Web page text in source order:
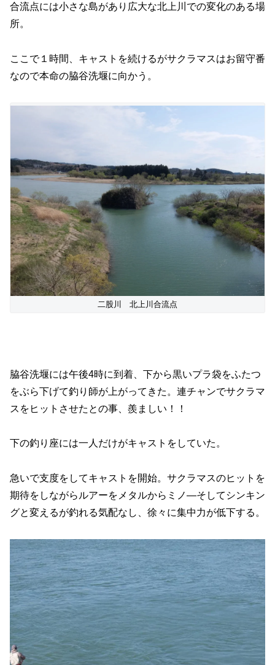
合流点には小さな島があり広大な北上川での変化のある場
所。
ここで１時間、キャストを続けるがサクラマスはお留守番
なので本命の脇谷洗堰に向かう。
二股川 北上川合流点
脇谷洗堰には午後4時に到着、下から黒いプラ袋をふたつ
をぶら下げて釣り師が上がってきた。連チャンでサクラマ
スをヒットさせたとの事、羨ましい！！
下の釣り座には一人だけがキャストをしていた。
急いで支度をしてキャストを開始。サクラマスのヒットを
期待をしながらルアーをメタルからミノ―そしてシンキン
グと変えるが釣れる気配なし、徐々に集中力が低下する。